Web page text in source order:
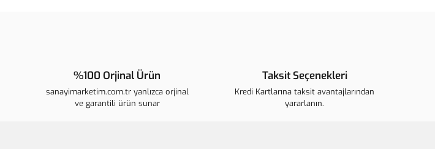
Ürün bilgilerinde hatalar bulunuyor.
Ürün fiyatı diğer sitelerden daha pahalı.
Bu ürüne benzer farklı alternatifler olmalı.
%100 Orjinal Ürün
sanayimarketim.com.tr yanlızca orjinal
ve garantili ürün sunar
Taksit Seçenekleri
Kredi Kartlarına taksit avantajlarından
yararlanın.